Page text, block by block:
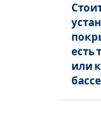
есть
или